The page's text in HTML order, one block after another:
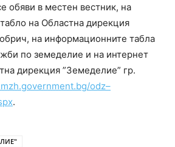
обяви в местен вестник, на
на Областна дирекция
на информационните табла
по земеделие и на интернет
дирекция ”Земеделие” гр.
mzh.government.bg/odz–
.